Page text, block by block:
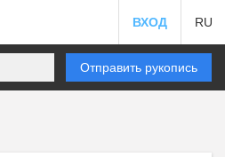
ВХОД RU
Отправить рукопись